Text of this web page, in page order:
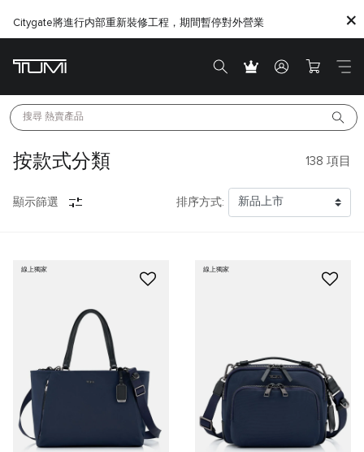
Citygate將進行内部重新裝修工程，期間暫停對外營業
搜尋 熱賣產品
按款式分類 138 項目
顯示篩選 排序方式:
線上獨家 線上獨家